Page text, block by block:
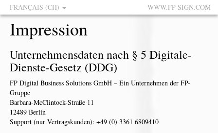
FRANÇAIS (CH) WWW.FP-SIGN.COM
Impression
Unternehmensdaten nach § 5 Digitale-
Dienste-Gesetz (DDG)
FP Digital Business Solutions GmbH – Ein Unternehmen der FP-
Gruppe
Barbara-McClintock-Straße 11
12489 Berlin
Support (nur Vertragskunden): +49 (0) 3361 6809410